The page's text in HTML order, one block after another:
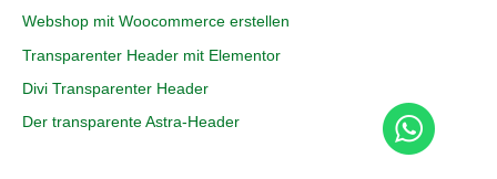
Webshop mit Woocommerce erstellen
Transparenter Header mit Elementor
Divi Transparenter Header
Der transparente Astra-Header